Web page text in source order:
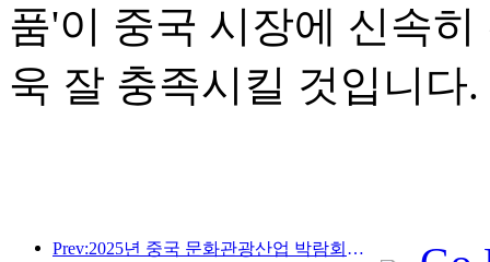
품'이 중국 시장에 신속
욱 잘 충족시킬 것입니다.
Prev:2025년 중국 문화관광산업 박람회는 9월 12일부터 14일까지 우한에서 개최됩니다.